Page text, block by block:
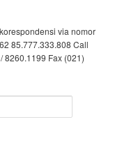
via nomor
85.777.333.808 Call
8260.1199 Fax (021)